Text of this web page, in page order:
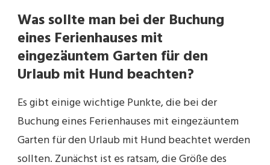
Was sollte man bei der Buchung
eines Ferienhauses mit
eingezäuntem Garten für den
Urlaub mit Hund beachten?
Es gibt einige wichtige Punkte, die bei der
Buchung eines Ferienhauses mit eingezäuntem
Garten für den Urlaub mit Hund beachtet werden
sollten. Zunächst ist es ratsam, die Größe des